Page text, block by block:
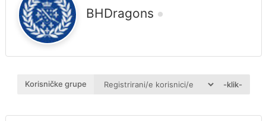
BHDragons
Korisničke grupe -klik-